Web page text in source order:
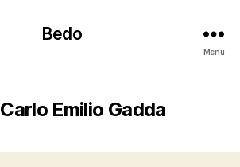
Bedo
Menu
Carlo Emilio Gadda